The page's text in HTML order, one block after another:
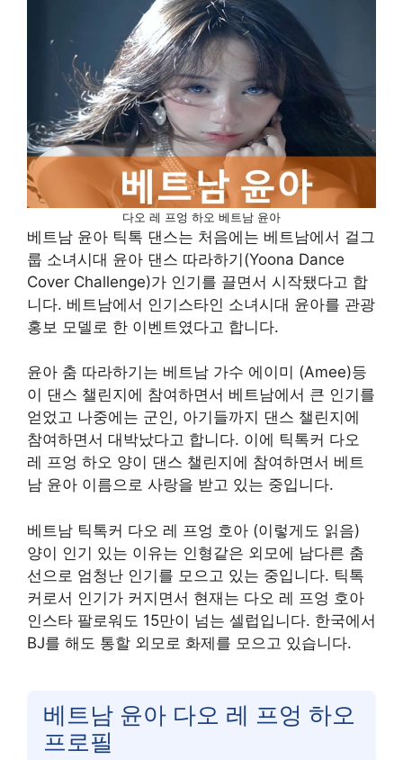
다오 레 프엉 하오 베트남 윤아
베트남 윤아 틱톡 댄스는 처음에는 베트남에서 걸그
룹 소녀시대 윤아 댄스 따라하기(Yoona Dance
Cover Challenge)가 인기를 끌면서 시작됐다고 합
니다. 베트남에서 인기스타인 소녀시대 윤아를 관광
홍보 모델로 한 이벤트였다고 합니다.
윤아 춤 따라하기는 베트남 가수 에이미 (Amee)등
이 댄스 챌린지에 참여하면서 베트남에서 큰 인기를
얻었고 나중에는 군인, 아기들까지 댄스 챌린지에
참여하면서 대박났다고 합니다. 이에 틱톡커 다오
레 프엉 하오 양이 댄스 챌린지에 참여하면서 베트
남 윤아 이름으로 사랑을 받고 있는 중입니다.
베트남 틱톡커 다오 레 프엉 호아 (이렇게도 읽음)
양이 인기 있는 이유는 인형같은 외모에 남다른 춤
선으로 엄청난 인기를 모으고 있는 중입니다. 틱톡
커로서 인기가 커지면서 현재는 다오 레 프엉 호아
인스타 팔로워도 15만이 넘는 셀럽입니다. 한국에서
BJ를 해도 통할 외모로 화제를 모으고 있습니다.
베트남 윤아 다오 레 프엉 하오
프로필